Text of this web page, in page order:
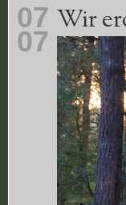
07
07
Wir